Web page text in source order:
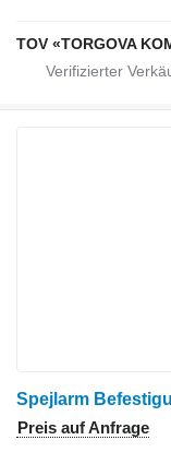
TOV «TORGOVA
Preis auf Anfrage